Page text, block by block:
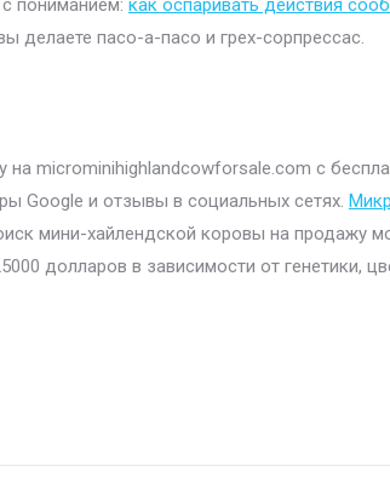
пониманием: как оспаривать действия
делаете пасо-а-пасо и грех-сорпрессас.
microminihighlandcowforsale.com с
Google и отзывы в социальных сетях.
мини-хайлендской коровы на продажу
долларов в зависимости от генетики,